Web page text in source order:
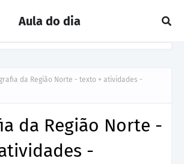
Aula do dia
da Região Norte - texto + atividades -
da Região Norte -
-